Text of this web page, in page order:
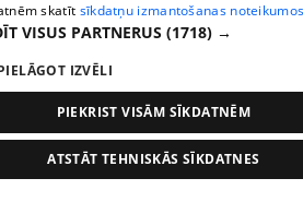
pirms 1 nedēļas, 1 dienas
Ogas un sēnes šogad
punktos to krietni mazāk
skatīt sīkdatņu izmantošanas
VISUS PARTNERUS (1718) →
IZVĒLI
PIEKRIST VISĀM SĪKDATNĒM
ATSTĀT TEHNISKĀS SĪKDATNES